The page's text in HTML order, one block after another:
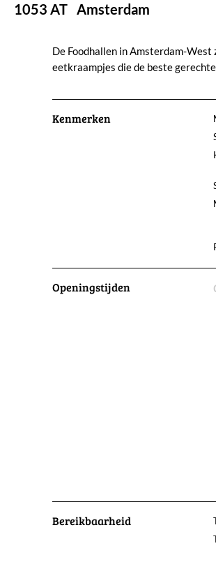
1053 AT Amsterdam
De Foodhallen in Amsterdam-
eetkraampjes die de beste
Kenmerken
Openingstijden
Bereikbaarheid